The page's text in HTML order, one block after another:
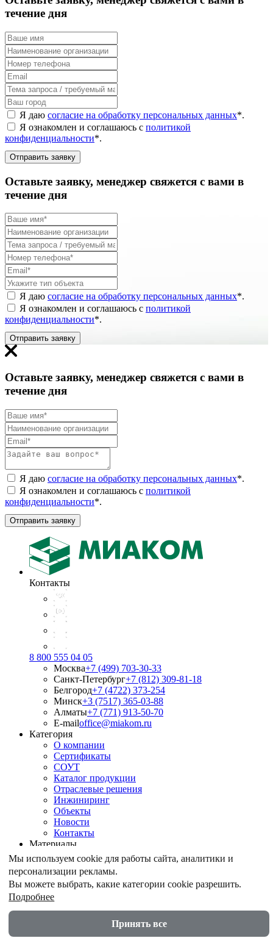
течение дня
Я даю согласие на обработку персональных данных*.
Я ознакомлен и соглашаюсь с политикой
конфиденциальности*.
Отправить заявку
Оставьте заявку, менеджер свяжется с вами в
течение дня
Я даю согласие на обработку персональных данных*.
Я ознакомлен и соглашаюсь с политикой
конфиденциальности*.
Отправить заявку
Оставьте заявку, менеджер свяжется с вами в
течение дня
Я даю согласие на обработку персональных данных*.
Я ознакомлен и соглашаюсь с политикой
конфиденциальности*.
Отправить заявку
Контакты
8 800 555 04 05
Москва+7 (499) 703-30-33
Санкт-Петербург+7 (812) 309-81-18
Белгород+7 (4722) 373-254
Минск+3 (7517) 365-03-88
Алматы+7 (771) 913-50-70
E-mailoffice@miakom.ru
Категория
О компании
Сертификаты
СОУТ
Каталог продукции
Отраслевые решения
Инжиниринг
Объекты
Новости
Контакты
Материалы
Армирование грунтов
Армирование асфальтобетона
Геомембрана
Шпунт ПВХ
Дренажные геокомпозиты
Противоэрозионные маты
Акустические экраны
Мы используем cookie для работы сайта, аналитики и
персонализации рекламы.
Вы можете выбрать, какие категории cookie разрешить.
Подробнее
Принять все